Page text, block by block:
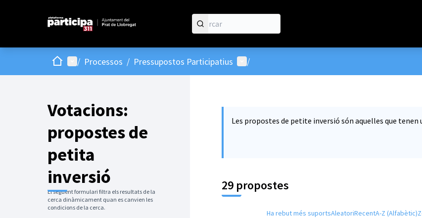
Inici Menú principal
/ Processos / Pressupostos Participatius Menú d'usuari
/
Votacions:
propostes de
petita
inversió
El següent formulari filtra els resultats de la
cerca dinàmicament quan es canvien les
condicions de la cerca.
Les propostes de petite inversió són aquelles que
29 propostes
Ha rebut més suportsAleatoriRecentA-Z (Alfabètic)